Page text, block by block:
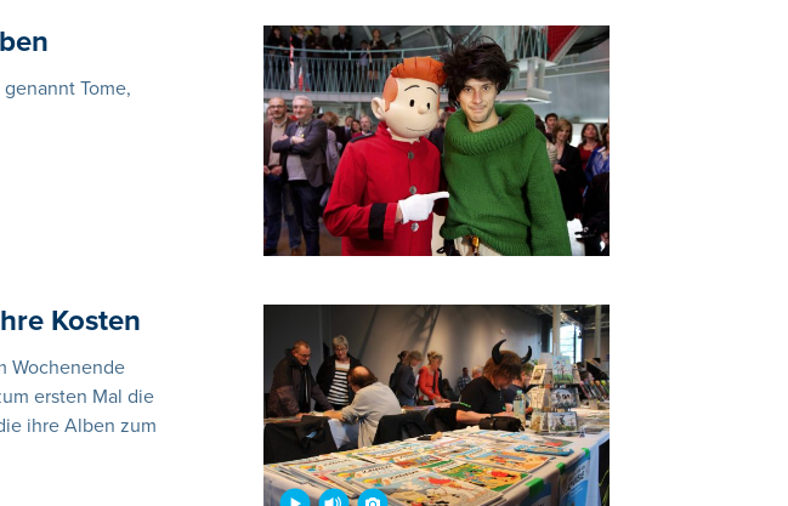
Tome,
Kosten
Wochenende
ersten Mal die
ihre Alben zum